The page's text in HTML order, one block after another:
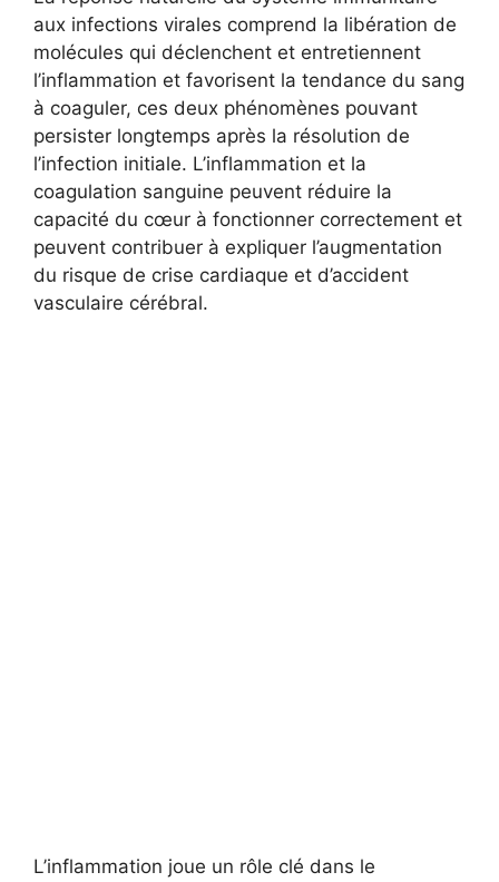
aux infections virales comprend la libération de
molécules qui déclenchent et entretiennent
l’inflammation et favorisent la tendance du sang
à coaguler, ces deux phénomènes pouvant
persister longtemps après la résolution de
l’infection initiale. L’inflammation et la
coagulation sanguine peuvent réduire la
capacité du cœur à fonctionner correctement et
peuvent contribuer à expliquer l’augmentation
du risque de crise cardiaque et d’accident
vasculaire cérébral.
L’inflammation joue un rôle clé dans le